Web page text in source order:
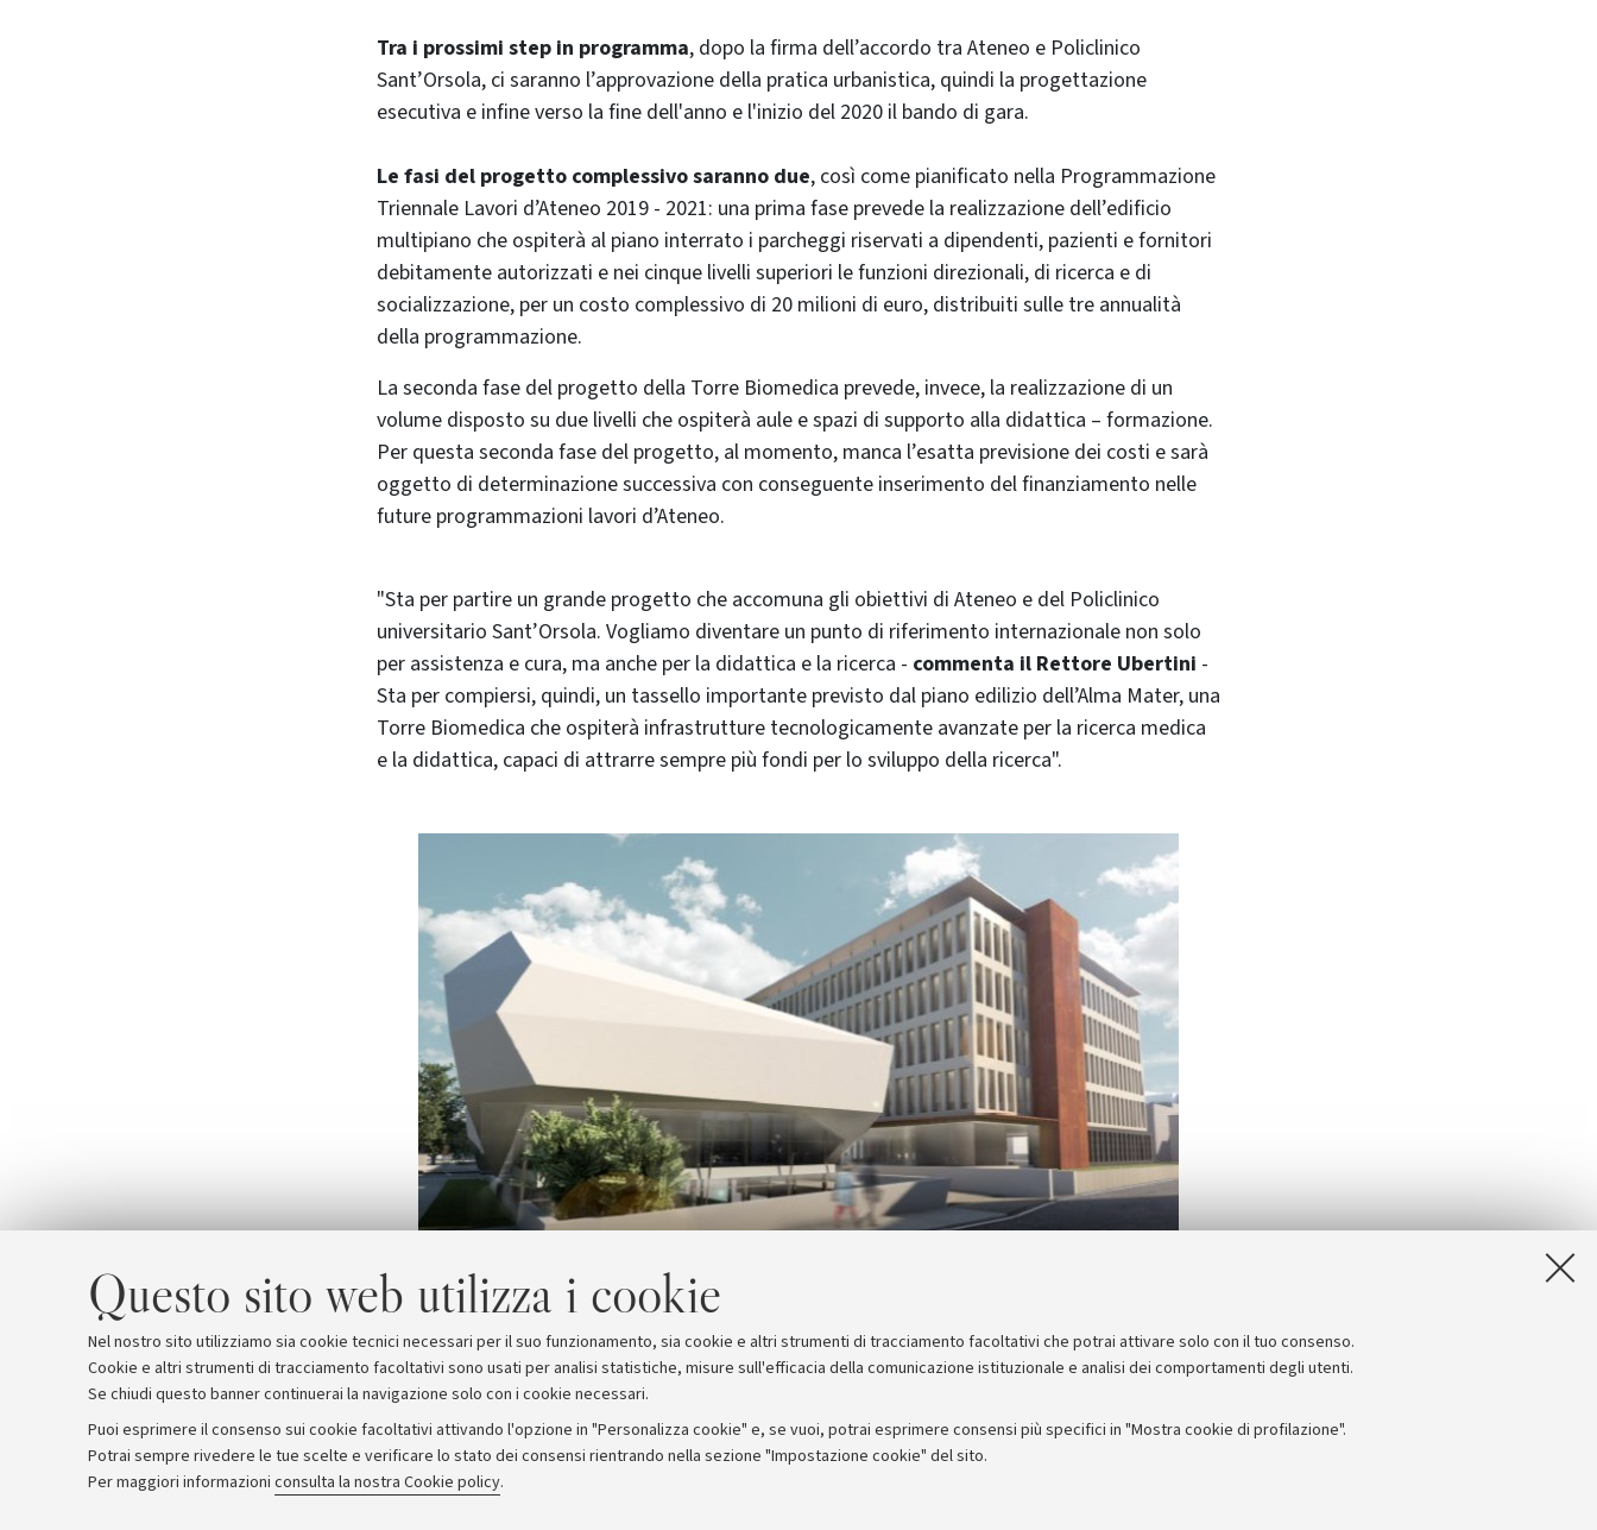
Questo sito web utilizza i cookie
Nel nostro sito utilizziamo sia cookie tecnici necessari per il suo funzionamento, sia cookie e altri strumenti di tracciamento facoltativi che potrai attivare solo con il tuo consenso.
Cookie e altri strumenti di tracciamento facoltativi sono usati per analisi statistiche, misure sull'efficacia della comunicazione istituzionale e analisi dei comportamenti degli utenti.
Se chiudi questo banner continuerai la navigazione solo con i cookie necessari.
Puoi esprimere il consenso sui cookie facoltativi attivando l'opzione in "Personalizza cookie" e, se vuoi, potrai esprimere consensi più specifici in "Mostra cookie di profilazione".
Potrai sempre rivedere le tue scelte e verificare lo stato dei consensi rientrando nella sezione "Impostazione cookie" del sito.
Per maggiori informazioni consulta la nostra Cookie policy.
Tra i prossimi step in programma, dopo la firma dell’accordo tra Ateneo e Policlinico
Sant’Orsola, ci saranno l’approvazione della pratica urbanistica, quindi la progettazione
esecutiva e infine verso la fine dell'anno e l'inizio del 2020 il bando di gara.
Le fasi del progetto complessivo saranno due, così come pianificato nella Programmazione
Triennale Lavori d’Ateneo 2019 - 2021: una prima fase prevede la realizzazione dell’edificio
multipiano che ospiterà al piano interrato i parcheggi riservati a dipendenti, pazienti e fornitori
debitamente autorizzati e nei cinque livelli superiori le funzioni direzionali, di ricerca e di
socializzazione, per un costo complessivo di 20 milioni di euro, distribuiti sulle tre annualità
della programmazione.
La seconda fase del progetto della Torre Biomedica prevede, invece, la realizzazione di un
volume disposto su due livelli che ospiterà aule e spazi di supporto alla didattica – formazione.
Per questa seconda fase del progetto, al momento, manca l’esatta previsione dei costi e sarà
oggetto di determinazione successiva con conseguente inserimento del finanziamento nelle
future programmazioni lavori d’Ateneo.
"Sta per partire un grande progetto che accomuna gli obiettivi di Ateneo e del Policlinico
universitario Sant’Orsola. Vogliamo diventare un punto di riferimento internazionale non solo
per assistenza e cura, ma anche per la didattica e la ricerca - commenta il Rettore Ubertini -
Sta per compiersi, quindi, un tassello importante previsto dal piano edilizio dell’Alma Mater, una
Torre Biomedica che ospiterà infrastrutture tecnologicamente avanzate per la ricerca medica
e la didattica, capaci di attrarre sempre più fondi per lo sviluppo della ricerca".
Archivio Comunicati stampa Redazione Rassegna stampa